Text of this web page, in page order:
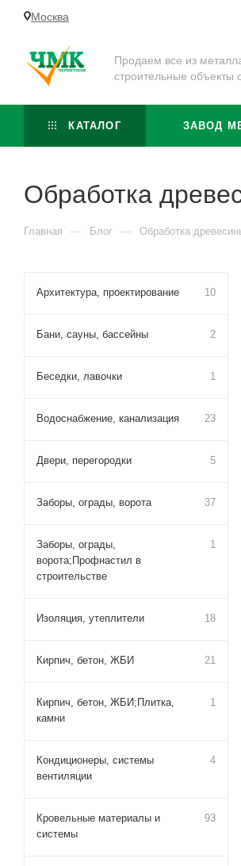
Москва
Продаем все из
строительные объекты
КАТАЛОГ ЗАВОД
Обработка
Главная — Блог — Обработка
Архитектура, проектирование 10
Бани, сауны, бассейны 2
Беседки, лавочки 1
Водоснабжение, канализация 23
Двери, перегородки 5
Заборы, ограды, ворота 37
Заборы, ограды,
ворота;Профнастил в
строительстве
1
Изоляция, утеплители 18
Кирпич, бетон, ЖБИ 21
Кирпич, бетон, ЖБИ;Плитка,
камни
1
Кондиционеры, системы
вентиляции
4
Кровельные материалы и
системы
93